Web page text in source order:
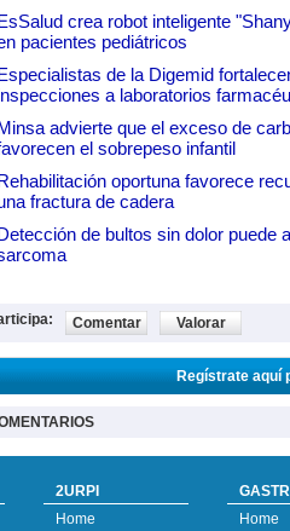
crea robot inteligente
pacientes pediátricos
de la Digemid
a laboratorios
advierte que el exceso de
el sobrepeso infantil
oportuna favorece
fractura de cadera
de bultos sin dolor puede
Comentar Valorar
Regístrate aquí
2URPI
Home
Home